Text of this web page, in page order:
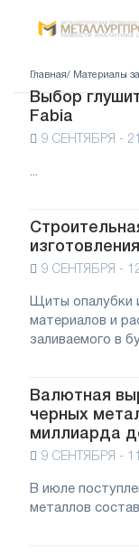
Главная/ Материалы
Выбор
Fabia
9 СЕНТЯБРЯ -
...
9 СЕНТЯБРЯ -
Щиты опалубки
материалов и
заливаемого в
Валютная
черных
миллиарда
9 СЕНТЯБРЯ -
В июле
металлов